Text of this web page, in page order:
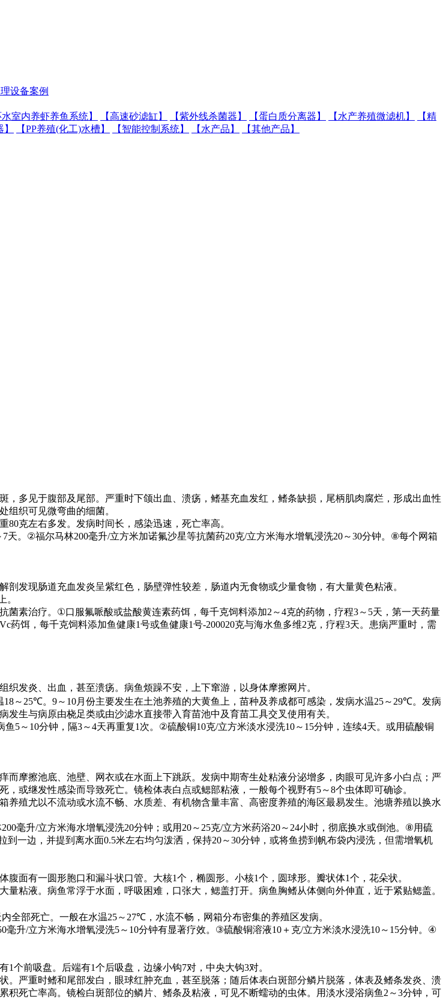
设备案例
水室内养虾养鱼系统】 【高速砂滤缸】 【紫外线杀菌器】 【蛋白质分离器】 【水产养殖微滤机】
【精
【PP养殖(化工)水槽】 【智能控制系统】 【水产品】
【其他产品】
多见于腹部及尾部。严重时下颌出血、溃疡，鳍基充血发红，鳍条缺损，尾柄肌肉腐烂，形成出血性
组织可见微弯曲的细菌。
80克左右多发。发病时间长，感染迅速，死亡率高。
7天。 ②福尔马林200毫升/立方米加诺氟沙星等抗菌药20克/立方米海水增氧浸洗20～30分钟。 ⑧每个网箱
发现肠道充血发炎呈紫红色，肠壁弹性较差，肠道内无食物或少量食物，有大量黄色粘液。
。
菌素治疗。 ①口服氟哌酸或盐酸黄连素药饵，每千克饲料添加2 ～4克的药物，疗程3～ 5天，第一天药量
Vc药饵，每千克饲料添加鱼健康1号或鱼健康1号-200020克与海水鱼多维2克，疗程3天。患病严重时，需
发炎、出血，甚至溃疡。病鱼烦躁不安，上下窜游，以身体摩擦网片。
18～ 25℃。 9～ 10月份主要发生在土池养殖的大黄鱼上，苗种及养成都可感染，发病水温25～ 29℃。发病
生与病原由桡足类或由沙滤水直接带入育苗池中及育苗工具交叉使用有关。
鱼 5～ 10分钟，隔3～4天再重复1 次。 ②硫酸铜10克/立方米淡水浸洗10～ 15分钟，连续4天。或用硫酸铜
摩擦池底、池壁、网衣或在水面上下跳跃。发病中期寄生处粘液分泌增多，肉眼可见许多小白点；严
或继发性感染而导致死亡。镜检体表白点或鳃部粘液，一般每个视野有5～8个虫体即可确诊。
养殖尤以不流动或水流不畅、水质差、有机物含量丰富、高密度养殖的海区最易发生。池塘养殖以换水
200毫升/立方米海水增氧浸洗20分钟；或用 20～ 25克/立方米药浴20～ 24小时，彻底换水或倒池。 ⑧用硫
到一边，并提到离水面0.5米左右均匀泼洒，保持20～30分钟，或将鱼捞到帆布袋内浸洗，但需增氧机
腹面有一圆形胞口和漏斗状口管。大核1个，椭圆形。小核1个，圆球形。瓣状体1个，花朵状。
粘液。病鱼常浮于水面，呼吸困难，口张大，鳃盖打开。病鱼胸鳍从体侧向外伸直，近于紧贴鳃盖。
内全部死亡。一般在水温25～ 27℃ ，水流不畅，网箱分布密集的养殖区发病。
毫升/立方米海水增氧浸洗5～ 10分钟有显著疗效。 ③硫酸铜溶液10＋克/立方米淡水浸洗10～ 15分钟。 ④
1个前吸盘。后端有1个后吸盘，边缘小钩7对，中央大钩3对。
严重时鳍和尾部发白，眼球红肿充血，甚至脱落；随后体表白斑部分鳞片脱落，体表及鳍条发炎、溃
死亡率高。镜检白斑部位的鳞片、鳍条及粘液，可见不断蠕动的虫体。用淡水浸浴病鱼 2 ～3分钟，可